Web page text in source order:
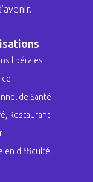
libérales
de Santé
Restaurant
en difficulté